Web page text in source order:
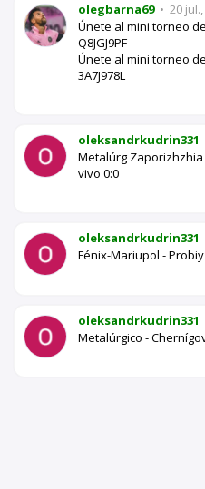
olegbarna69 • 20
Únete al mini torneo
Q8JGJ9PF
Únete al mini torneo
3A7J978L
oleksandrkudrin331
Metalúrg Zaporizhzhia
vivo 0:0
oleksandrkudrin331
Fénix-Mariupol -
oleksandrkudrin331
Metalúrgico -